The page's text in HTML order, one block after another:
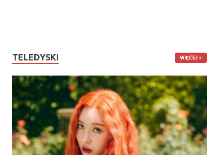
TELEDYSKI WIĘCEJ